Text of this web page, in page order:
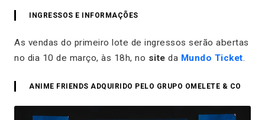
INGRESSOS E INFORMAÇÕES
As vendas do primeiro lote de ingressos serão abertas
no dia 10 de março, às 18h, no site da Mundo Ticket.
ANIME FRIENDS ADQUIRIDO PELO GRUPO OMELETE & CO